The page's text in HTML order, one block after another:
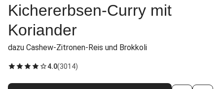
Kichererbsen-Curry mit
Koriander
dazu Cashew-Zitronen-Reis und Brokkoli
4.0(3014)